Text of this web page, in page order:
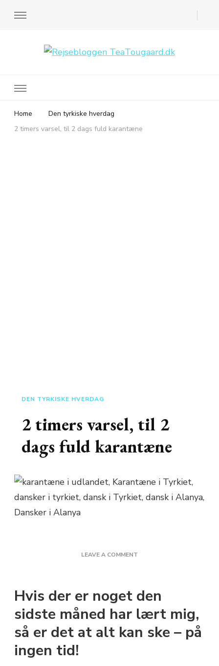
Home
Den tyrkiske hverdag
2 timers varsel, til 2 dags fuld karantæne
DEN TYRKISKE HVERDAG
2 timers varsel, til 2
dags fuld karantæne
LEAVE A COMMENT
TIL
DAGS
KARANTÆNE
Hvis der er noget den
sidste måned har lært mig,
så er det at alt kan ske – på
ingen tid!